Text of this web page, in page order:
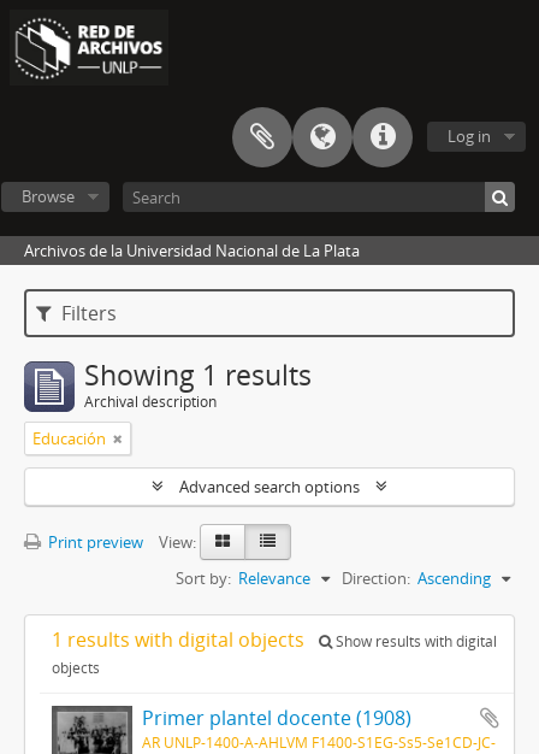
Log in
Browse
Archivos de la Universidad Nacional de La Plata
Filters
Showing 1 results
Archival description
Educación
Advanced search options
Print preview
View:
Sort by: Relevance Direction: Ascending
1 results with digital objects
Show results with digital
objects
Primer plantel docente (1908)
AR UNLP-1400-A-AHLVM F1400-S1EG-Ss5-Se1CD-JC-